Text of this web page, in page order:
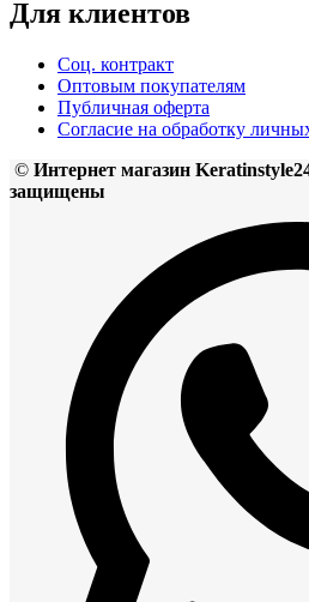
Для клиентов
Соц. контракт
Оптовым покупателям
Публичная оферта
Согласие на обработку
© Интернет магазин
защищены